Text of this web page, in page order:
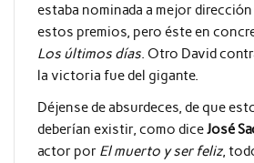
estaba nominada a mejor
estos premios, pero éste en
Los últimos días. Otro David
la victoria fue del gigante.
Déjense de absurdeces, de que
deberían existir, como diceJosé
actor por El muerto y ser feliz,